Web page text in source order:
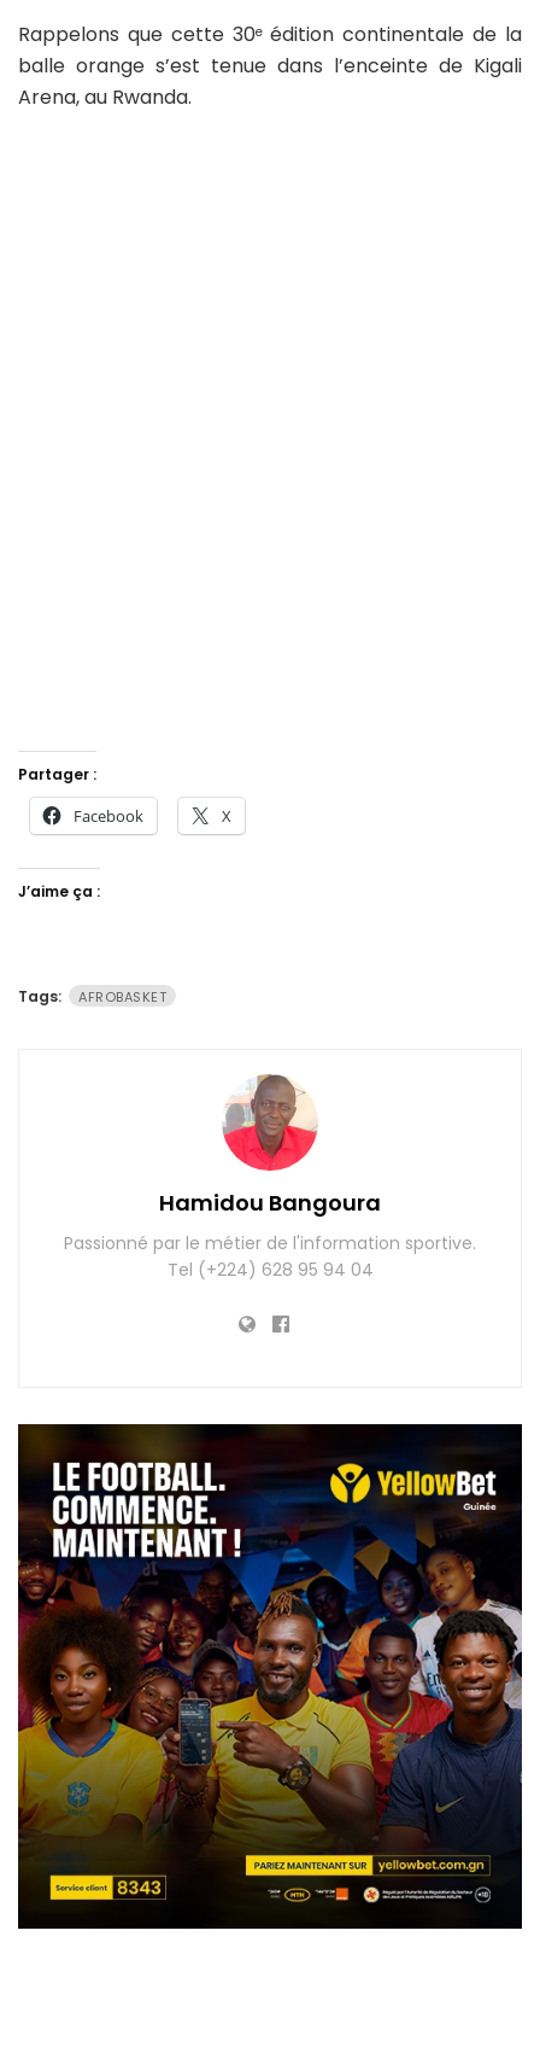
Rappelons que cette 30eédition continentale de la
balle orange s’est tenue dans l’enceinte de Kigali
Arena, au Rwanda.
Partager :
Facebook X
J’aime ça :
Tags: AFROBASKET
Hamidou Bangoura
Passionné par le métier de l'information sportive.
Tel (+224) 628 95 94 04